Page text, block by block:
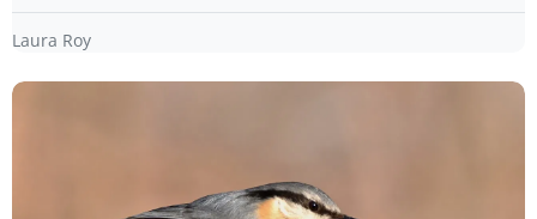
Laura Roy